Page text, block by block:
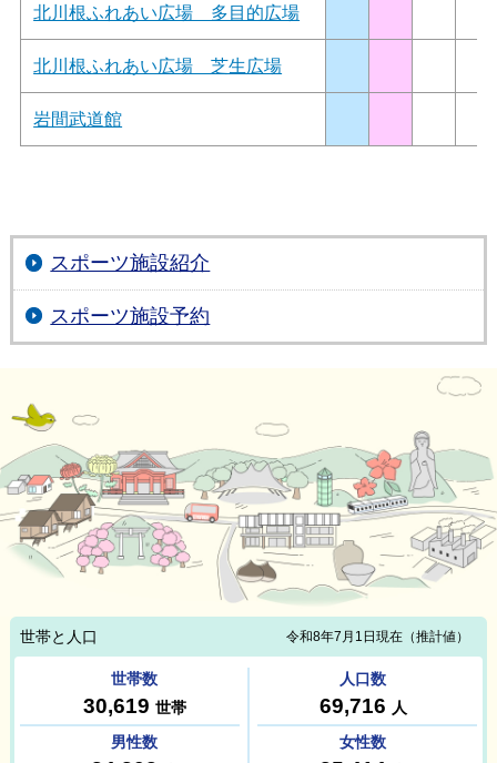
北川根ふれあい広場 多目的広場
北川根ふれあい広場 芝生広場
岩間武道館
スポーツ施設紹介
スポーツ施設予約